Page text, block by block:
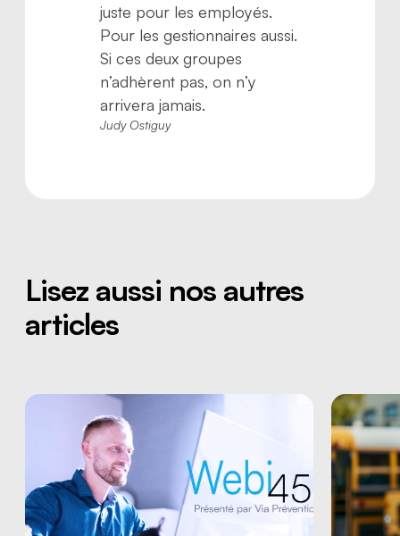
juste pour les employés.
Pour les gestionnaires aussi.
Si ces deux groupes
n’adhèrent pas, on n’y
arrivera jamais.
Judy Ostiguy
Lisez aussi nos autres
articles